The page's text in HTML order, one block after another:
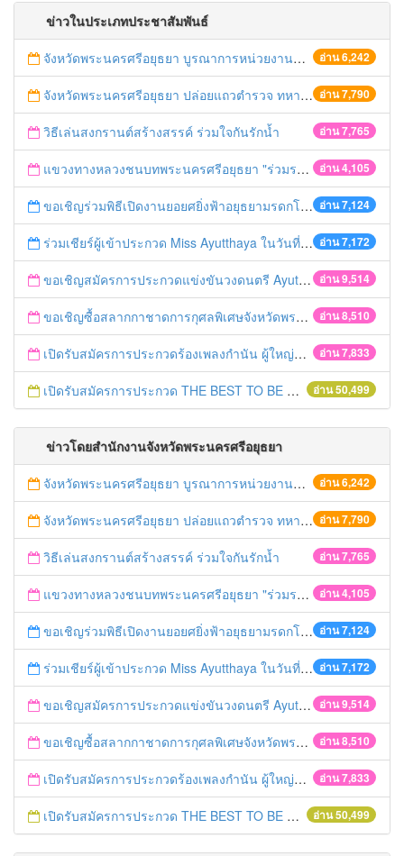
ข่าวในประเภทประชาสัมพันธ์
อ่าน 6,242
จังหวัดพระนครศรีอยุธยา บูรณาการหน่วยงานที่เกี่ยวข้อง ลงพื้นที่จัดระเบียบและดำเนินมาตรการตามบทลงโทษสูงสุดกับผู้ประกอบการร้านค้าที่ยังฝ่าฝืนตั้งร้านค้ารุกล้ำเขตพื้นที่ทางหลวง เตรียมความปลอดภัยก่อนเทศกาลสงกรานต์
อ่าน 7,790
จังหวัดพระนครศรีอยุธยา ปล่อยแถวตำรวจ ทหาร ฝ่ายปกครอง กว่า 100 นาย ตรวจเข้มท่ารถสาธารณะ สถานีขนส่งรถโดยสาร วินรถตู้ และสถานีรถไฟ เตรียมรับมือเทศกาลสงกรานต์
อ่าน 7,765
วิธีเล่นสงกรานต์สร้างสรรค์ ร่วมใจกันรักน้ำ
อ่าน 4,105
แขวงทางหลวงชนบทพระนครศรีอยุธยา "ร่วมรณรงค์ ขับช้า เปิดไฟหน้า คาดเข็มขัด" เทศกาลสงกรานต์ ปี 2561
อ่าน 7,124
ขอเชิญร่วมพิธีเปิดงานยอยศยิ่งฟ้าอยุธยามรดกโลก
อ่าน 7,172
ร่วมเชียร์ผู้เข้าประกวด Miss Ayutthaya ในวันที่ 15 ธันวาคม 2560
อ่าน 9,514
ขอเชิญสมัครการประกวดแข่งขันวงดนตรี Ayutthaya battle of the bands
อ่าน 8,510
ขอเชิญซื้อสลากกาชาดการกุศลพิเศษจังหวัดพระนครศรีอยุธยา 2560
อ่าน 7,833
เปิดรับสมัครการประกวดร้องเพลงกำนัน ผู้ใหญ่บ้าน ฯลฯ
อ่าน 50,499
เปิดรับสมัครการประกวด THE BEST TO BE NUMBER ONE
ข่าวโดยสำนักงานจังหวัดพระนครศรีอยุธยา
อ่าน 6,242
จังหวัดพระนครศรีอยุธยา บูรณาการหน่วยงานที่เกี่ยวข้อง ลงพื้นที่จัดระเบียบและดำเนินมาตรการตามบทลงโทษสูงสุดกับผู้ประกอบการร้านค้าที่ยังฝ่าฝืนตั้งร้านค้ารุกล้ำเขตพื้นที่ทางหลวง เตรียมความปลอดภัยก่อนเทศกาลสงกรานต์
อ่าน 7,790
จังหวัดพระนครศรีอยุธยา ปล่อยแถวตำรวจ ทหาร ฝ่ายปกครอง กว่า 100 นาย ตรวจเข้มท่ารถสาธารณะ สถานีขนส่งรถโดยสาร วินรถตู้ และสถานีรถไฟ เตรียมรับมือเทศกาลสงกรานต์
อ่าน 7,765
วิธีเล่นสงกรานต์สร้างสรรค์ ร่วมใจกันรักน้ำ
อ่าน 4,105
แขวงทางหลวงชนบทพระนครศรีอยุธยา "ร่วมรณรงค์ ขับช้า เปิดไฟหน้า คาดเข็มขัด" เทศกาลสงกรานต์ ปี 2561
อ่าน 7,124
ขอเชิญร่วมพิธีเปิดงานยอยศยิ่งฟ้าอยุธยามรดกโลก
อ่าน 7,172
ร่วมเชียร์ผู้เข้าประกวด Miss Ayutthaya ในวันที่ 15 ธันวาคม 2560
อ่าน 9,514
ขอเชิญสมัครการประกวดแข่งขันวงดนตรี Ayutthaya battle of the bands
อ่าน 8,510
ขอเชิญซื้อสลากกาชาดการกุศลพิเศษจังหวัดพระนครศรีอยุธยา 2560
อ่าน 7,833
เปิดรับสมัครการประกวดร้องเพลงกำนัน ผู้ใหญ่บ้าน ฯลฯ
อ่าน 50,499
เปิดรับสมัครการประกวด THE BEST TO BE NUMBER ONE